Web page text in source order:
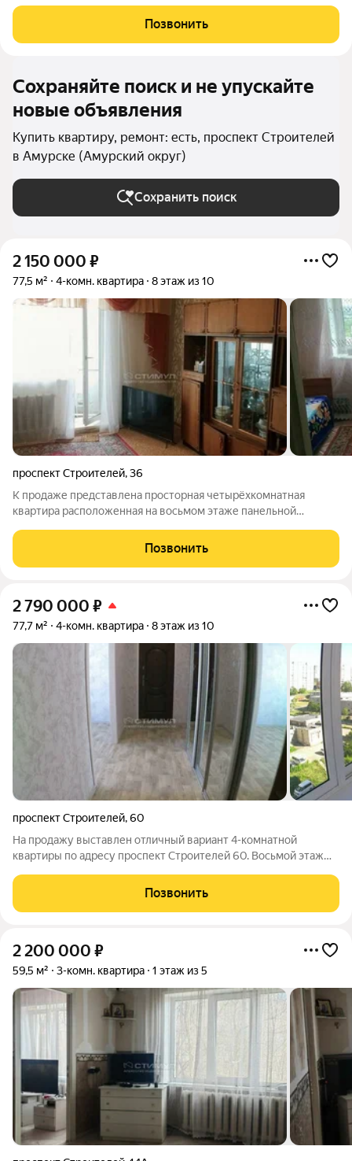
десятиэтажки. Объект находится в спальном районе города с
развитой инфраструктурой - школа, детский
Позвонить
Сохраняйте поиск и не упускайте
новые объявления
Купить квартиру, ремонт: есть, проспект Строителей
в Амурске (Амурский округ)
Сохранить поиск
2 150 000 ₽
77,5 м² 4-комн. квартира 8 этаж из 10
проспект Строителей,36
К продаже представлена просторная четырёхкомнатная
квартира расположенная на восьмом этаже панельной
установлены приборы учёта. Линолиум, пластиковые
стеклопакеты, балкон и лоджия остеклены.
Позвонить
2 790 000 ₽
77,7 м² 4-комн. квартира 8 этаж из 10
проспект Строителей,60
На продажу выставлен отличный вариант 4-комнатной
квартиры по адресу проспект Строителей 60. Восьмой этаж
Общая площадь квартиры составляет 77,7 кв.м. кухня 9 кв.м.
Выполнен свежий капитальный
Позвонить
2 200 000 ₽
59,5 м² 3-комн. квартира 1 этаж из 5